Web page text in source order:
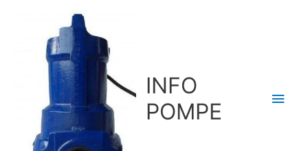
INFO
POMPE